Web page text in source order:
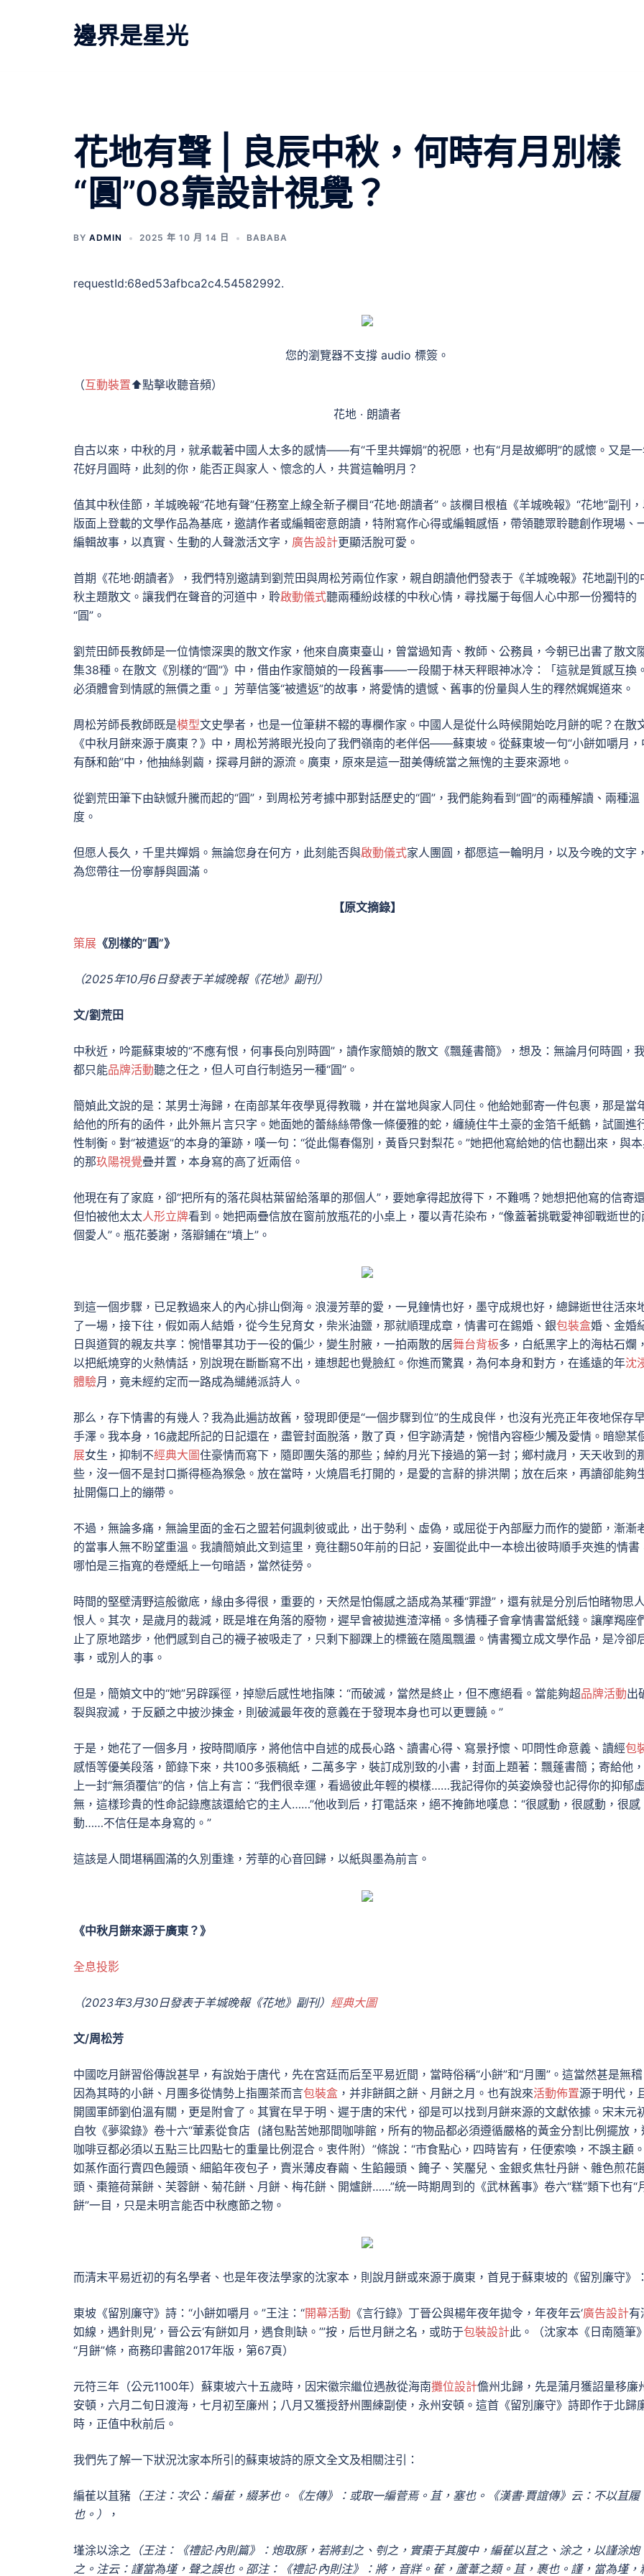
邊界是星光
花地有聲 | 良辰中秋，何時有月別樣
“圓”08靠設計視覺？
BY ADMIN 2025 年 10 月 14 日 BABABA
requestId:68ed53afbca2c4.54582992.
您的瀏覽器不支撐 audio 標簽。
（互動裝置⬆️點擊收聽音頻）
花地 · 朗讀者
自古以來，中秋的月，就承載著中國人太多的感情——有“千里共嬋娟”的祝愿，也有“月是故鄉明”的感懷。又是
花好月圓時，此刻的你，能否正與家人、懷念的人，共賞這輪明月？
值其中秋佳節，羊城晚報“花地有聲”任務室上線全新子欄目“花地·朗讀者”。該欄目根植《羊城晚報》“花地”副刊
版面上登載的文學作品為基底，邀請作者或編輯密意朗讀，特附寫作心得或編輯感悟，帶領聽眾聆聽創作現場、
編輯故事，以真實、生動的人聲激活文字， 廣告設計更顯活脫可愛。
首期《花地·朗讀者》，我們特別邀請到劉荒田與周松芳兩位作家，親自朗讀他們發表于《羊城晚報》花地副刊的
秋主題散文。讓我們在聲音的河道中，聆啟動儀式聽兩種紛歧樣的中秋心情，尋找屬于每個人心中那一份獨特的
“圓”。
劉荒田師長教師是一位情懷深奧的散文作家，他來自廣東臺山，曾當過知青、教師、公務員，今朝已出書了散文
集38種。在散文《別樣的“圓”》中，借由作家簡媜的一段舊事——一段關于林天秤眼神冰冷：「這就是質感互換
必須體會到情感的無價之重。」芳華信箋“被遣返”的故事，將愛情的遺憾、舊事的份量與人生的釋然娓娓道來。
周松芳師長教師既是模型文史學者，也是一位筆耕不輟的專欄作家。中國人是從什么時候開始吃月餅的呢？在散
《中秋月餅來源于廣東？》中，周松芳將眼光投向了我們嶺南的老伴侶——蘇東坡。從蘇東坡一句“小餅如嚼月，
有酥和飴”中，他抽絲剝繭，探尋月餅的源流。廣東，原來是這一甜美傳統當之無愧的主要來源地。
從劉荒田筆下由缺憾升騰而起的“圓”，到周松芳考據中那對話歷史的“圓”，我們能夠看到“圓”的兩種解讀、兩種溫
度。
但愿人長久，千里共嬋娟。無論您身在何方，此刻能否與啟動儀式家人團圓，都愿這一輪明月，以及今晚的文字
為您帶往一份寧靜與圓滿。
【原文摘錄】
策展 《別樣的“圓”》
（2025年10月6日發表于羊城晚報《花地》副刊）
文/劉荒田
中秋近，吟罷蘇東坡的“不應有恨，何事長向別時圓”，讀作家簡媜的散文《飄蓬書簡》，想及：無論月何時圓，
都只能品牌活動聽之任之，但人可自行制造另一種“圓”。
簡媜此文說的是：某男士海歸，在南部某年夜學覓得教職，并在當地與家人同住。他給她郵寄一件包裹，那是當
給他的所有的函件，此外無片言只字。她面她的蕾絲絲帶像一條優雅的蛇，纏繞住牛土豪的金箔千紙鶴，試圖進
性制衡。對“被遣返”的本身的筆跡，嘆一句：“從此傷春傷別，黃昏只對梨花。”她把他寫給她的信也翻出來，與
的那玖陽視覺疊并置，本身寫的高了近兩倍。
他現在有了家庭，卻“把所有的落花與枯葉留給落單的那個人”，要她拿得起放得下，不難嗎？她想把他寫的信寄還
但怕被他太太人形立牌看到。她把兩疊信放在窗前放瓶花的小桌上，覆以青花染布，“像蓋著挑戰愛神卻戰逝世的
個愛人”。瓶花萎謝，落瓣鋪在“墳上”。
到這一個步驟，已足教過來人的內心排山倒海。浪漫芳華的愛，一見鐘情也好，墨守成規也好，總歸逝世往活來
了一場，接下往，假如兩人結婚，從今生兒育女，柴米油鹽，那就順理成章，情書可在錫婚、銀包裝盒婚、金婚
日與道賀的親友共享：惋惜畢其功于一役的偏少，變生肘腋，一拍兩散的居舞台背板多，白紙黑字上的海枯石爛
以把紙燒穿的火熱情話，別說現在斷斷寫不出，連想起也覺臉紅。你進而驚異，為何本身和對方，在遙遠的年沈
體驗月，竟未經約定而一路成為繾綣派詩人。
那么，存下情書的有幾人？我為此遍訪故舊，發現即便是“一個步驟到位”的生成良伴，也沒有光亮正年夜地保存
手澤。我本身，16歲起所記的日記還在，盡管封面脫落，散了頁，但字跡清楚，惋惜內容極少觸及愛情。暗戀某
展女生，抑制不經典大圖住豪情而寫下，隨即團失落的那些；綽約月光下接過的第一封；鄉村歲月，天天收到的
些，沒一個不是封口撕得極為猴急。放在當時，火燒眉毛打開的，是愛的言辭的排洪閘；放在后來，再讀卻能夠
扯開傷口上的繃帶。
不過，無論多痛，無論里面的金石之盟若何諷刺彼或此，出于勢利、虛偽，或屈從于內部壓力而作的變節，漸漸
的當事人無不盼望重溫。我讀簡媜此文到這里，竟往翻50年前的日記，妄圖從此中一本檢出彼時順手夾進的情書
哪怕是三指寬的卷煙紙上一句暗語，當然徒勞。
時間的堅壁清野這般徹底，緣由多得很，重要的，天然是怕傷感之語成為某種“罪證”，還有就是分別后怕睹物思人
恨人。其次，是歲月的裁減，既是堆在角落的廢物，遲早會被拋進渣滓桶。多情種子會拿情書當紙錢。讓摩羯座
止了原地踏步，他們感到自己的襪子被吸走了，只剩下腳踝上的標籤在隨風飄盪。情書獨立成文學作品，是冷卻
事，或別人的事。
但是，簡媜文中的“她”另辟蹊徑，掉戀后感性地指陳：“而破滅，當然是終止，但不應絕看。當能夠超品牌活動出
裂與寂滅，于反顧之中披沙揀金，則破滅最年夜的意義在于發現本身也可以更豐饒。”
于是，她花了一個多月，按時間順序，將他信中自述的成長心路、讀書心得、寫景抒懷、叩問性命意義、讀經包
感悟等優美段落，節錄下來，共100多張稿紙，二萬多字，裝訂成別致的小書，封面上題著：飄蓬書簡；寄給他
上一封“無須覆信”的信，信上有言：“我們很幸運，看過彼此年輕的模樣……我記得你的英姿煥發也記得你的抑郁虛
無，這樣珍貴的性命記錄應該還給它的主人……”他收到后，打電話來，絕不掩飾地嘆息：“很感動，很感動，很感
動……不信任是本身寫的。”
這該是人間堪稱圓滿的久別重逢，芳華的心音回歸，以紙與墨為前言。
《中秋月餅來源于廣東？》
全息投影
（2023年3月30日發表于羊城晚報《花地》副刊） 經典大圖
文/周松芳
中國吃月餅習俗傳說甚早，有說始于唐代，先在宮廷而后至平易近間，當時俗稱“小餅”和“月團”。這當然甚是無稽
因為其時的小餅、月團多從情勢上指團茶而言包裝盒 ，并非餅餌之餅、月餅之月。也有說來活動佈置源于明代，
開國軍師劉伯溫有關，更是附會了。其實在早于明、遲于唐的宋代，卻是可以找到月餅來源的文獻依據。宋末元
自牧《夢粱錄》卷十六“葷素從食店 (諸包點苦她那間咖啡館，所有的物品都必須遵循嚴格的黃金分割比例擺放，
咖啡豆都必須以五點三比四點七的重量比例混合。衷件附）”條說：“市食點心，四時皆有，任便索喚，不誤主顧
如蒸作面行賣四色饅頭、細餡年夜包子，賣米薄皮春繭、生餡饅頭、餣子、笑靨兒、金銀炙焦牡丹餅、雜色煎花
頭、棗箍荷葉餅、芙蓉餅、菊花餅、月餅、梅花餅、開爐餅……”統一時期周到的《武林舊事》卷六“糕”類下也有“
餅”一目，只是未明言能否中秋應節之物。
而清末平易近初的有名學者、也是年夜法學家的沈家本，則說月餅或來源于廣東，首見于蘇東坡的《留別廉守》：
東坡《留別廉守》詩：“小餅如嚼月。”王注：“開幕活動 《言行錄》丁晉公與楊年夜年拋令，年夜年云‘廣告設計有
如線，遇針則見’，晉公云‘有餅如月，遇食則缺。’”按，后世月餅之名，或昉于包裝設計此。（沈家本《日南隨筆》
“月餅”條，商務印書館2017年版，第67頁）
元符三年（公元1100年）蘇東坡六十五歲時，因宋徽宗繼位遇赦從海南攤位設計儋州北歸，先是蒲月獲詔量移廉
安頓，六月二旬日渡海，七月初至廉州；八月又獲授舒州團練副使，永州安頓。這首《留別廉守》詩即作于北歸
時，正值中秋前后。
我們先了解一下狀況沈家本所引的蘇東坡詩的原文全文及相關注引：
編萑以苴豬 （王注：次公：編萑，綴茅也。《左傳》：或取一編菅焉。苴，塞也。《漢書·賈誼傳》云：不以苴履
也。）
，
墐涂以涂之 （王注：《禮記·內則篇》：炮取豚，若將刲之、刳之，實棗于其腹中，編萑以苴之、涂之，以謹涂炮
之。注云：謹當為墐，聲之誤也。邵注：《禮記·內則注》：將，音牂。萑，蘆葦之類。苴，裹也。謹，當為墐，